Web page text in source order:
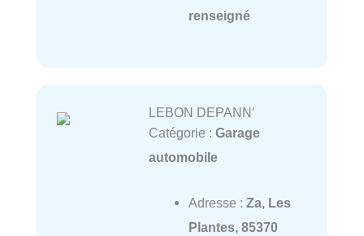
renseigné
LEBON DEPANN’
Catégorie : Garage
automobile
Adresse : Za, Les
Plantes, 85370